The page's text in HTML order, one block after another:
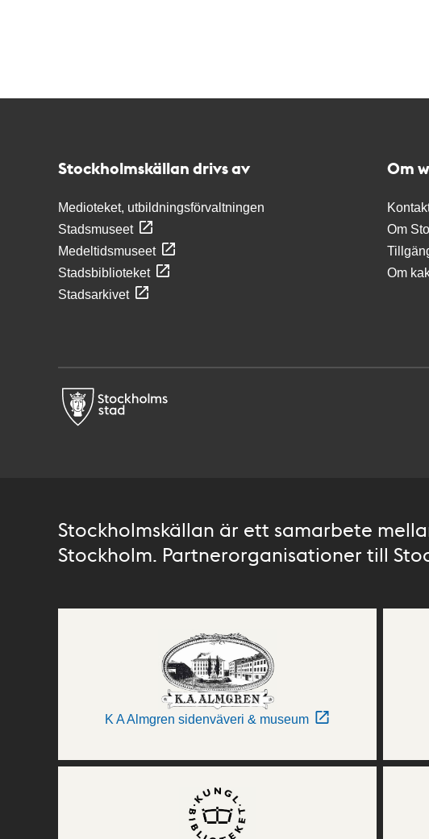
Stockholmskällan drivs av
Medioteket, utbildningsförvaltningen
Stadsmuseet
Medeltidsmuseet
Stadsbiblioteket
Stadsarkivet
Om
Om
Om
Stockholmskällan är ett samarbete
Stockholm. Partnerorganisationer till
K A Almgren sidenväveri & museum